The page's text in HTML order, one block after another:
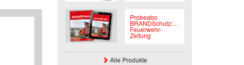
Probeabo
BRANDSchutz/Deutsche
Feuerwehr-
Zeitung
Alle Produkte